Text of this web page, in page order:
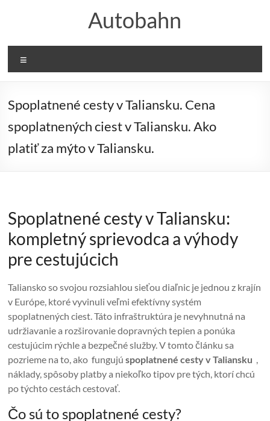
Autobahn
Spoplatnené cesty v Taliansku. Cena
spoplatnených ciest v Taliansku. Ako
platiť za mýto v Taliansku.
Spoplatnené cesty v Taliansku:
kompletný sprievodca a výhody
pre cestujúcich
Taliansko so svojou rozsiahlou sieťou diaľnic je jednou z krajín
v Európe, ktoré vyvinuli veľmi efektívny systém
spoplatnených ciest. Táto infraštruktúra je nevyhnutná na
udržiavanie a rozširovanie dopravných tepien a ponúka
cestujúcim rýchle a bezpečné služby. V tomto článku sa
pozrieme na to, ako fungujúspoplatnené cesty v Taliansku ,
náklady, spôsoby platby a niekoľko tipov pre tých, ktorí chcú
po týchto cestách cestovať.
Čo sú to spoplatnené cesty?